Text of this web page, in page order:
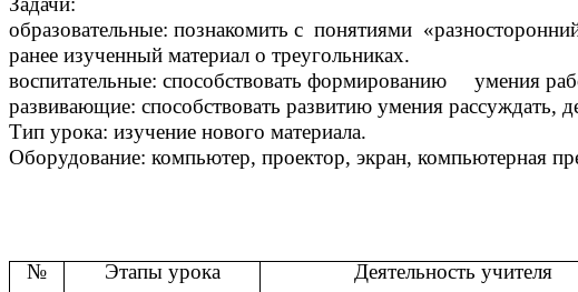
образовательные: познакомить с понятиями
ранее изученный материал о треугольниках.
воспитательные: способствовать формированию умения
развивающие: способствовать развитию умения рассуждать,
Тип урока: изучение нового материала.
Оборудование: компьютер, проектор, экран, компьютерная
№ Этапы урока Деятельность учителя